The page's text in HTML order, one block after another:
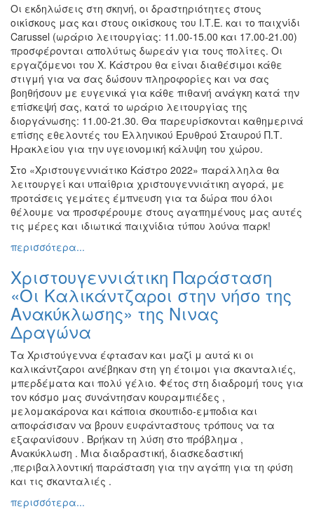
Οι εκδηλώσεις στη σκηνή, οι δραστηριότητες στους
οικίσκους μας και στους οικίσκους του Ι.Τ.Ε. και το παιχνίδι
Carussel (ωράριο λειτουργίας: 11.00-15.00 και 17.00-21.00)
προσφέρονται απολύτως δωρεάν για τους πολίτες. Οι
εργαζόμενοι του Χ. Κάστρου θα είναι διαθέσιμοι κάθε
στιγμή για να σας δώσουν πληροφορίες και να σας
βοηθήσουν με ευγενικά για κάθε πιθανή ανάγκη κατά την
επίσκεψή σας, κατά το ωράριο λειτουργίας της
διοργάνωσης: 11.00-21.30. Θα παρευρίσκονται καθημερινά
επίσης εθελοντές του Ελληνικού Ερυθρού Σταυρού Π.Τ.
Ηρακλείου για την υγειονομική κάλυψη του χώρου.
Στο «Χριστουγεννιάτικο Κάστρο 2022» παράλληλα θα
λειτουργεί και υπαίθρια χριστουγεννιάτικη αγορά, με
προτάσεις γεμάτες έμπνευση για τα δώρα που όλοι
θέλουμε να προσφέρουμε στους αγαπημένους μας αυτές
τις μέρες και ιδιωτικά παιχνίδια τύπου λούνα παρκ!
περισσότερα...
Χριστουγεννιάτικη Παράσταση
«Οι Καλικάντζαροι στην νήσο της
Ανακύκλωσης» της Νινας
Δραγώνα
Τα Χριστούγεννα έφτασαν και μαζί μ αυτά κι οι
καλικάντζαροι ανέβηκαν στη γη έτοιμοι για σκανταλιές,
μπερδέματα και πολύ γέλιο. Φέτος στη διαδρομή τους για
τον κόσμο μας συνάντησαν κουραμπιέδες ,
μελομακάρονα και κάποια σκουπιδο-εμποδια και
αποφάσισαν να βρουν ευφάνταστους τρόπους να τα
εξαφανίσουν . Βρήκαν τη λύση στο πρόβλημα ,
Ανακύκλωση . Μια διαδραστική, διασκεδαστική
,περιβαλλοντική παράσταση για την αγάπη για τη φύση
και τις σκανταλιές .
περισσότερα...